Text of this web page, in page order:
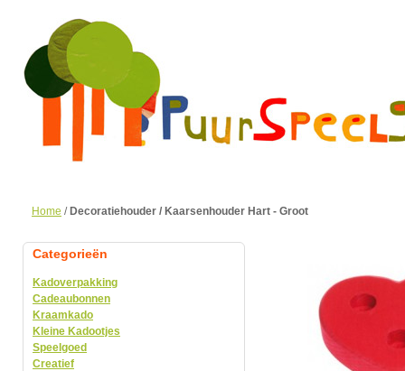
Home / Decoratiehouder / Kaarsenhouder Hart - Groot
Categorieën
Kadoverpakking
Cadeaubonnen
Kraamkado
Kleine Kadootjes
Speelgoed
Creatief